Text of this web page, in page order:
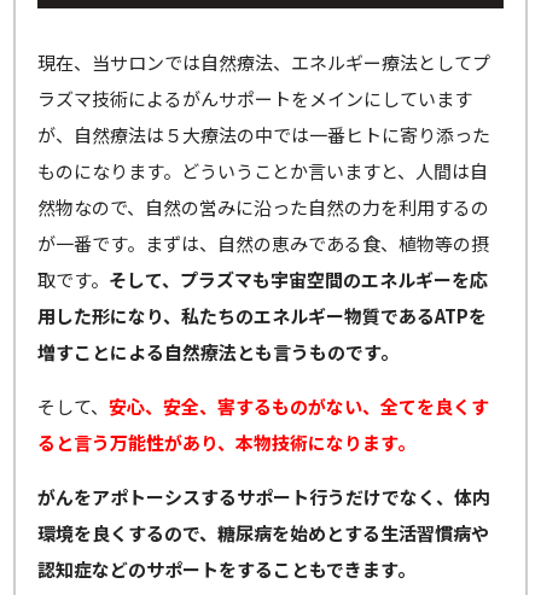
現在、当サロンでは自然療法、エネルギー療法としてプ
ラズマ技術によるがんサポートをメインにしています
が、自然療法は５大療法の中では一番ヒトに寄り添った
ものになります。どういうことか言いますと、人間は自
然物なので、自然の営みに沿った自然の力を利用するの
が一番です。まずは、自然の恵みである食、植物等の摂
取です。 そして、プラズマも宇宙空間のエネルギーを応
用した形になり、私たちのエネルギー物質であるATPを
増すことによる自然療法とも言うものです。
そして、安心、安全、害するものがない、全てを良くす
ると言う万能性があり、本物技術になります。
がんをアポトーシスするサポート行うだけでなく、体内
環境を良くするので、糖尿病を始めとする生活習慣病や
認知症などのサポートをすることもできます。